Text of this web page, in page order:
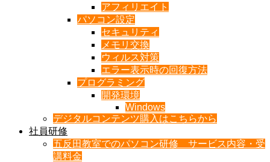
アフィリエイト
パソコン設定
セキュリティ
メモリ交換
ウィルス対策
エラー表示時の回復方法
プログラミング
開発環境
Windows
デジタルコンテンツ購入はこちらから
社員研修
五反田教室でのパソコン研修 サービス内容・受
講料金